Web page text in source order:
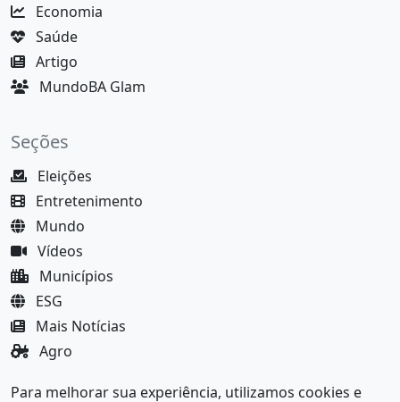
Economia
Saúde
Artigo
MundoBA Glam
Seções
Eleições
Entretenimento
Mundo
Vídeos
Municípios
ESG
Mais Notícias
Agro
Para melhorar sua experiência, utilizamos cookies e